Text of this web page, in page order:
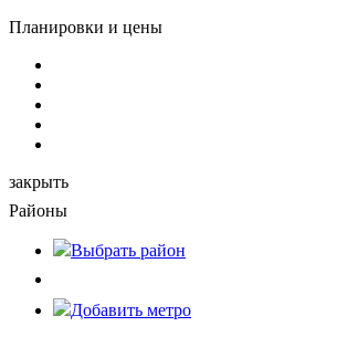
Планировки и цены
закрыть
Районы
Выбрать район
Добавить метро